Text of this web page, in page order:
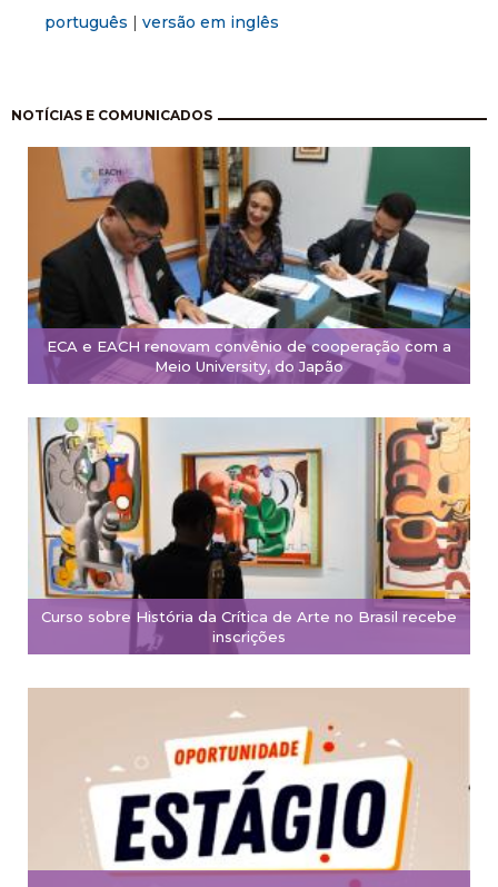
português | versão em inglês
NOTÍCIAS E COMUNICADOS
ECA e EACH renovam convênio de cooperação com a
Meio University, do Japão
Curso sobre História da Crítica de Arte no Brasil recebe
inscrições
Paginação